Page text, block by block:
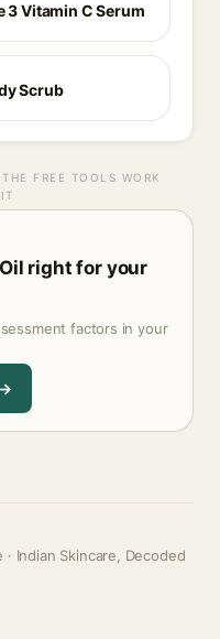
3 Vitamin C Serum
Scrub
FREE TOOLS WORK
right for your
factors in your
· Indian Skincare, Decoded